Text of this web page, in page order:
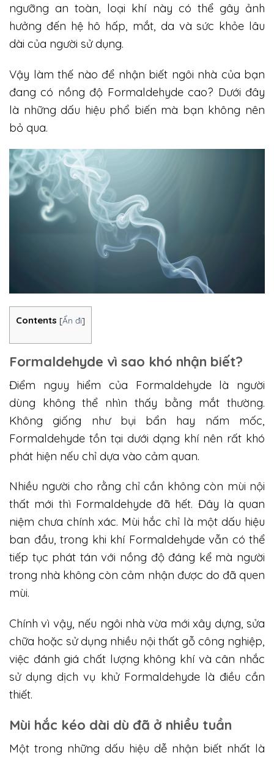
ngưỡng an toàn, loại khí này có thể gây ảnh
hưởng đến hệ hô hấp, mắt, da và sức khỏe lâu
dài của người sử dụng.
Vậy làm thế nào để nhận biết ngôi nhà của bạn
đang có nồng độ Formaldehyde cao? Dưới đây
là những dấu hiệu phổ biến mà bạn không nên
bỏ qua.
Contents [Ẩn đi]
Formaldehyde vì sao khó nhận biết?
Điểm nguy hiểm của Formaldehyde là người
dùng không thể nhìn thấy bằng mắt thường.
Không giống như bụi bẩn hay nấm mốc,
Formaldehyde tồn tại dưới dạng khí nên rất khó
phát hiện nếu chỉ dựa vào cảm quan.
Nhiều người cho rằng chỉ cần không còn mùi nội
thất mới thì Formaldehyde đã hết. Đây là quan
niệm chưa chính xác. Mùi hắc chỉ là một dấu hiệu
ban đầu, trong khi khí Formaldehyde vẫn có thể
tiếp tục phát tán với nồng độ đáng kể mà người
trong nhà không còn cảm nhận được do đã quen
mùi.
Chính vì vậy, nếu ngôi nhà vừa mới xây dựng, sửa
chữa hoặc sử dụng nhiều nội thất gỗ công nghiệp,
việc đánh giá chất lượng không khí và cân nhắc
sử dụng dịch vụ khử Formaldehyde là điều cần
thiết.
Mùi hắc kéo dài dù đã ở nhiều tuần
Một trong những dấu hiệu dễ nhận biết nhất là